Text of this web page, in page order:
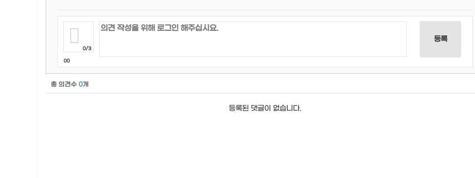
0/3
00
등록
총 의견수 0개
등록된 댓글이 없습니다.